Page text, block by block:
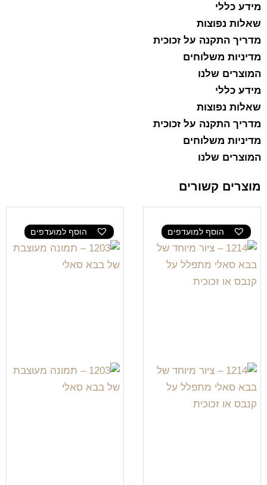
מידע כללי
שאלות נפוצות
מדריך התקנה על זכוכית
מדיניות משלוחים
המוצרים שלנו
מידע כללי
שאלות נפוצות
מדריך התקנה על זכוכית
מדיניות משלוחים
המוצרים שלנו
מוצרים קשורים
הוסף למועדפים הוסף למועדפים